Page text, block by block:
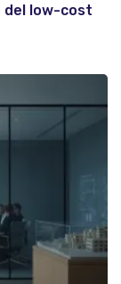
del low-cost